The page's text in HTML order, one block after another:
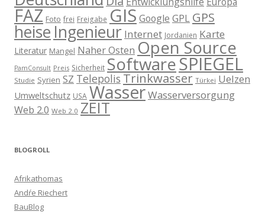
FAZ Foto frei Freigabe GIS Google GPL GPS
heise Ingenieur Internet Jordanien Karte
Literatur Mangel Naher Osten Open Source
PamConsult Preis Sicherheit SoftwareSPIEGEL
Studie Syrien SZ Telepolis Trinkwasser Türkei Uelzen
Umweltschutz USA WasserWasserversorgung
Web 2.0 Web 2.0 ZEIT
BLOGROLL
Afrikathomas
Andŕe Riechert
BauBlog